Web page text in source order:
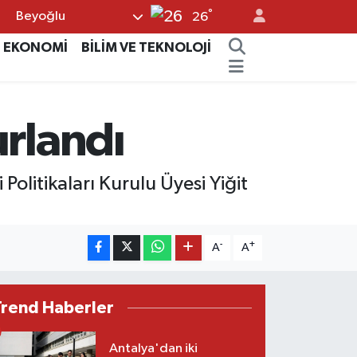
Beyoğlu 26°
EKONOMİ
BİLİM VE TEKNOLOJİ
Politikaları Kurulu Üyesi Yiğit
A- A+
Haberler
Antalya'dan iki